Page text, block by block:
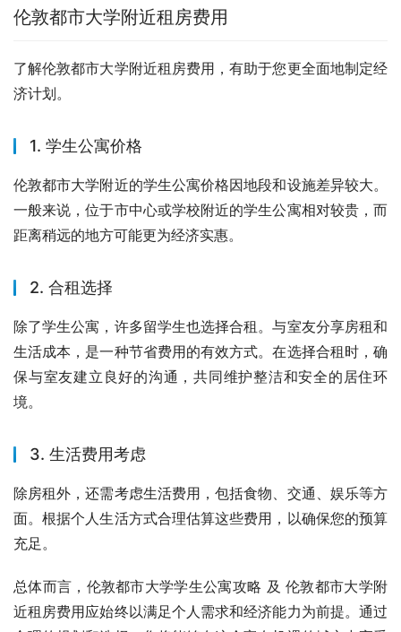
伦敦都市大学附近租房费用
了解伦敦都市大学附近租房费用，有助于您更全面地制定经
济计划。
1. 学生公寓价格
伦敦都市大学附近的学生公寓价格因地段和设施差异较大。
一般来说，位于市中心或学校附近的学生公寓相对较贵，而
距离稍远的地方可能更为经济实惠。
2. 合租选择
除了学生公寓，许多留学生也选择合租。与室友分享房租和
生活成本，是一种节省费用的有效方式。在选择合租时，确
保与室友建立良好的沟通，共同维护整洁和安全的居住环
境。
3. 生活费用考虑
除房租外，还需考虑生活费用，包括食物、交通、娱乐等方
面。根据个人生活方式合理估算这些费用，以确保您的预算
充足。
总体而言，伦敦都市大学学生公寓攻略 及 伦敦都市大学附
近租房费用应始终以满足个人需求和经济能力为前提。通过